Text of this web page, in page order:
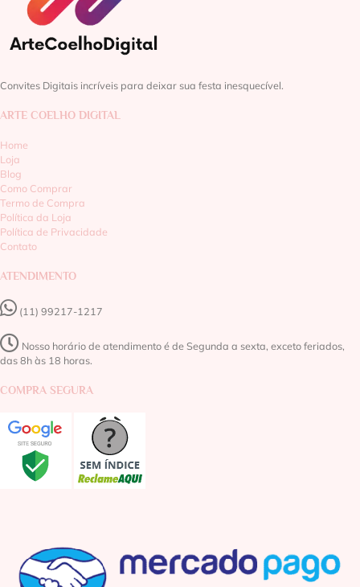
Convites Digitais incríveis para deixar sua festa inesquecível.
ARTE COELHO DIGITAL
Home
Loja
Blog
Como Comprar
Termo de Compra
Política da Loja
Política de Privacidade
Contato
ATENDIMENTO
(11) 99217-1217‬
Nosso horário de atendimento é de Segunda a sexta, exceto feriados,
das 8h às 18 horas.
COMPRA SEGURA